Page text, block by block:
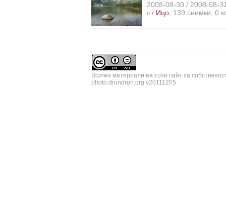
2008-08-30 / 2008-08-
от Ицо , 139 снимки, 0
Всички материали на този сайт са
photo.drundrun.org v20111205